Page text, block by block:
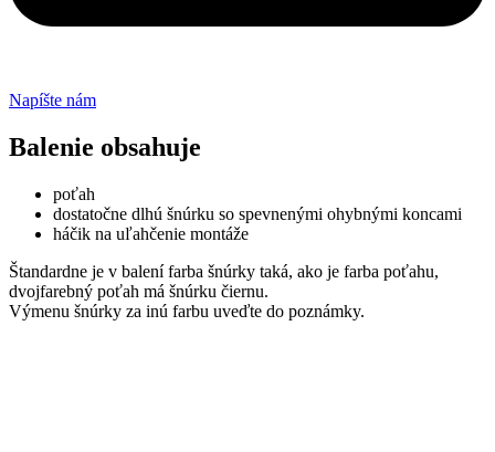
Napíšte nám
Balenie obsahuje
poťah
dostatočne dlhú šnúrku so spevnenými ohybnými koncami
háčik na uľahčenie montáže
Štandardne je v balení farba šnúrky taká, ako je farba poťahu,
dvojfarebný poťah má šnúrku čiernu.
Výmenu šnúrky za inú farbu uveďte do poznámky.